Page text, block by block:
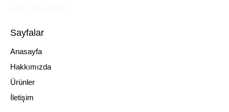
Sayfalar
Anasayfa
Hakkımızda
Ürünler
İletişim